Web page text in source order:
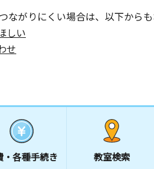
ながりにくい場合は、以下からも
しい
せ
各種手続き 教室検索